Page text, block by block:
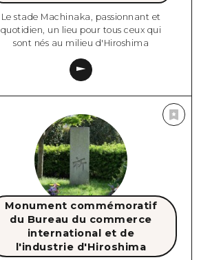
Le stade Machinaka, passionnant et
quotidien, un lieu pour tous ceux qui
sont nés au milieu d'Hiroshima
Monument commémoratif
du Bureau du commerce
international et de
l'industrie d'Hiroshima